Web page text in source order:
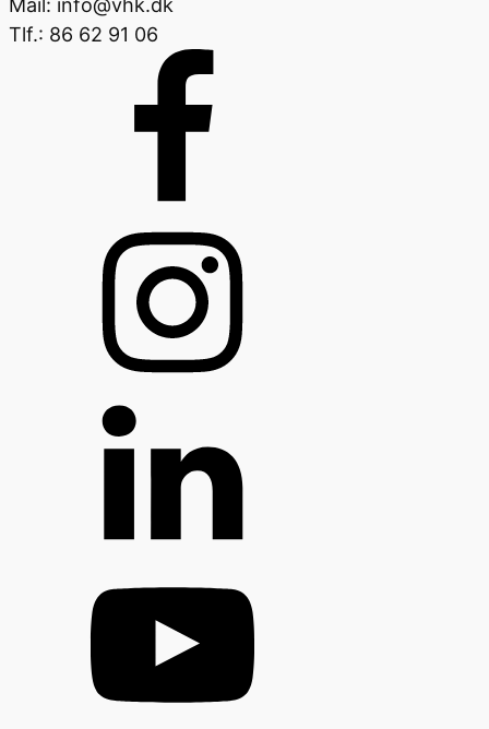
Mail: info@vhk.dk
Tlf.: 86 62 91 06